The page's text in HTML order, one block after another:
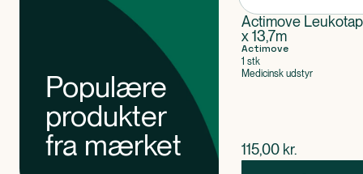
Populære
produkter
fra mærket
Actimove
x 13,7m
Actimove
1 stk
Medicinsk udstyr
$nuværende pris
115,00 kr.